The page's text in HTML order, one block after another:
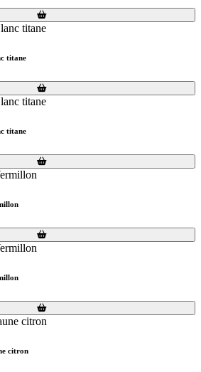
titane
titane
citron